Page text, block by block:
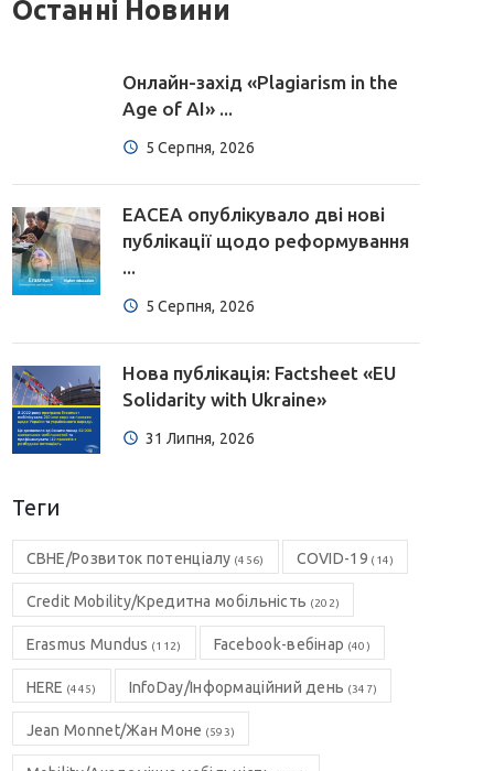
Останні Новини
Онлайн-захід «Plagiarism in the
Age of AI» ...
5 Серпня, 2026
EACEA опублікувало дві нові
публікації щодо реформування
...
5 Серпня, 2026
Нова публікація: Factsheet «EU
Solidarity with Ukraine»
31 Липня, 2026
Теги
CBHE/Розвиток потенціалу (456) COVID-19 (14)
Credit Mobility/Кредитна мобільність (202)
Erasmus Mundus (112) Facebook-вебінар (40)
HERE (445) InfoDay/Інформаційний день (347)
Jean Monnet/Жан Моне (593)